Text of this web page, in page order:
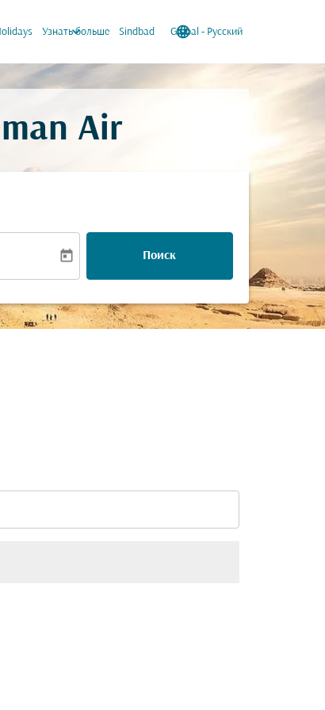
Узнать больше
keyboard_arrow_down Sindbad language
Global - Русский
keyboard_arrow_down
Air
today Поиск
Эконом Selected